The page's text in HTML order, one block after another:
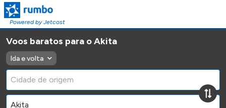
Powered by Jetcost
Voos baratos para o Akita
Ida e volta